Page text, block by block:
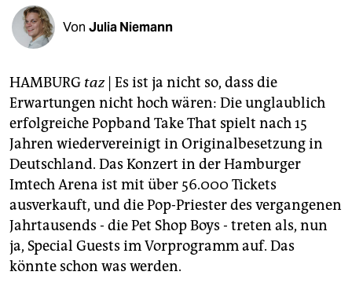
unterstützen
genossenschaft
epaper login
Von Julia Niemann
HAMBURG taz| Es ist ja nicht so, dass die
Erwartungen nicht hoch wären: Die unglaublich
erfolgreiche Popband Take That spielt nach 15
Jahren wiedervereinigt in Originalbesetzung in
Deutschland. Das Konzert in der Hamburger
Imtech Arena ist mit über 56.000 Tickets
ausverkauft, und die Pop-Priester des vergangenen
Jahrtausends - die Pet Shop Boys - treten als, nun
ja, Special Guests im Vorprogramm auf. Das
könnte schon was werden.